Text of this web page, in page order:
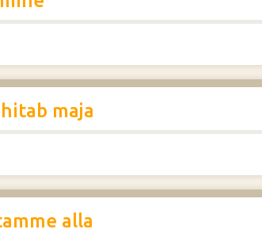
maja
alla